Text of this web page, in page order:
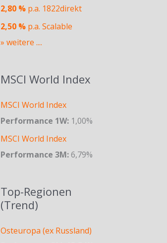
2,80 %p.a. 1822direkt
2,50 %p.a. Scalable
» weitere ....
MSCI World Index
MSCI World Index
Performance 1W: 1,00%
MSCI World Index
Performance 3M: 6,79%
Top-Regionen
(Trend)
Osteuropa (ex Russland)